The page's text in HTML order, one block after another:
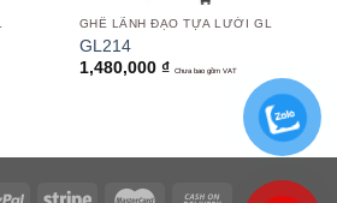
GHẾ LÃNH ĐẠO TỰA LƯỚI GL
GL214
1,480,000 ₫ Chưa bao gồm VAT